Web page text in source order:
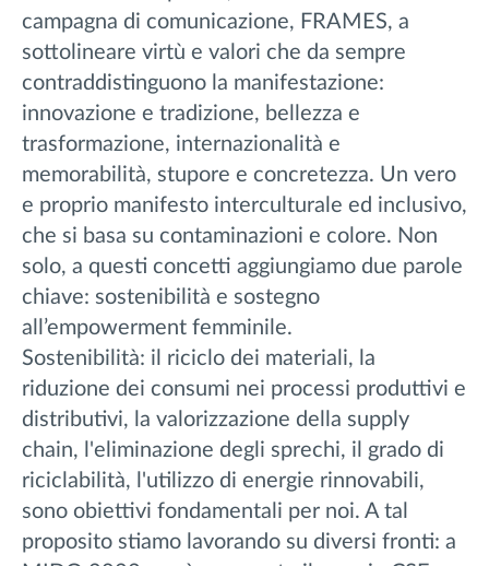
campagna di comunicazione, FRAMES, a
sottolineare virtù e valori che da sempre
contraddistinguono la manifestazione:
innovazione e tradizione, bellezza e
trasformazione, internazionalità e
memorabilità, stupore e concretezza. Un vero
e proprio manifesto interculturale ed inclusivo,
che si basa su contaminazioni e colore. Non
solo, a questi concetti aggiungiamo due parole
chiave: sostenibilità e sostegno
all’empowerment femminile.
Sostenibilità: il riciclo dei materiali, la
riduzione dei consumi nei processi produttivi e
distributivi, la valorizzazione della supply
chain, l'eliminazione degli sprechi, il grado di
riciclabilità, l'utilizzo di energie rinnovabili,
sono obiettivi fondamentali per noi. A tal
proposito stiamo lavorando su diversi fronti: a